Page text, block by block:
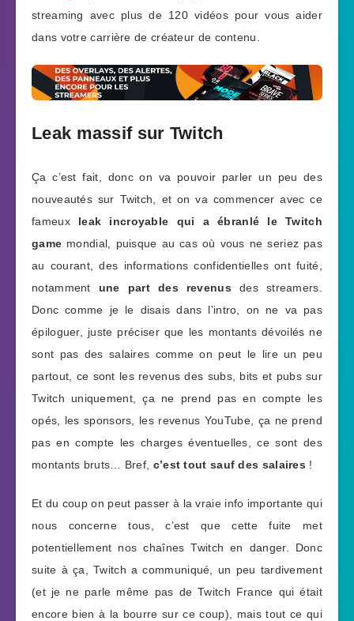
streaming avec plus de 120 vidéos pour vous aider
dans votre carrière de créateur de contenu.
Leak massif sur Twitch
Ça c’est fait, donc on va pouvoir parler un peu des
nouveautés sur Twitch, et on va commencer avec ce
fameux leak incroyable qui a ébranlé le Twitch
game mondial, puisque au cas où vous ne seriez pas
au courant, des informations confidentielles ont fuité,
notamment une part des revenus des streamers.
Donc comme je le disais dans l’intro, on ne va pas
épiloguer, juste préciser que les montants dévoilés ne
sont pas des salaires comme on peut le lire un peu
partout, ce sont les revenus des subs, bits et pubs sur
Twitch uniquement, ça ne prend pas en compte les
opés, les sponsors, les revenus YouTube, ça ne prend
pas en compte les charges éventuelles, ce sont des
montants bruts… Bref, c’est tout sauf des salaires !
Et du coup on peut passer à la vraie info importante qui
nous concerne tous, c’est que cette fuite met
potentiellement nos chaînes Twitch en danger. Donc
suite à ça, Twitch a communiqué, un peu tardivement
(et je ne parle même pas de Twitch France qui était
encore bien à la bourre sur ce coup), mais tout ce qui